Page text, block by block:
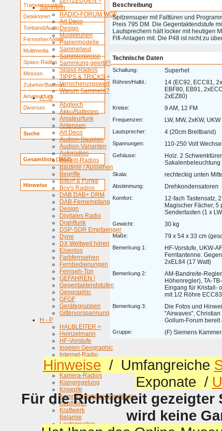
Sammeln
RADIO-FORUM WGF
Art Deco
Design
Musiktruhen
Papiermodelle
Sammelwut
Sammlerpreise
Sammlung geerbt?
Spass-Radios
TIPPS & TRICKS >
Versicherungswert
Warum Sammeln?
A - G
Abgleich
Akku/Batterien
Amateurfunk
Antennen
Art Deco
Audion-Bauplan
Audion-Varianten
Autoradios
Bakelit-Radios
Bauteile / Aussehen
Begriffe
Bittorf & Funke
Boy's Radios
DAB DAB+ DRM
DAB-Fernempfang
Design
Digitales Radio
Drahtfunk
DSP-SDR Empfaenger
Dyne
DX Weltweit hören
Eisenlos
Farbfernsehen
Fernbedienungen
Fernseh-Ton
GEFAHREN !
Gegentaktendstufen
Geographic
GFGF
Gerätegruppen
Gittervorspannung
H - P
HALBLEITER >
Heinzelmann
HF-Vorstufe
Ingelen Geographic
Internet-Radio
Interessante Radios
iPhone, Smartphones, usw.
Kamera-Radios
Klangregelung
Knoepfe
Kommunikations-Empfänger
Kopfhörer
Kraftwerk
Belamie
Lautsprecher
Transistorradios
Detektoren
Tonband/Audio
Fernseher/Video
Multimedia
Spass-Radios
Messen
Zubehör/Bauteile
Amateurfunk
Diverses
Suche
Gesamtliste (1652)
Hinweise
Beschreibung
Spitzensuper mit Falttüren und
Preis 795 DM. Die Gegentaktendstufe
Lautsprechern hält locker mit heutigen
Fifi-Anlagen mit. Die P48 ist nicht zu
Technische Daten
Schaltung: Superhet
Röhren/Halbl.:
14 (EC92, ECC81,
EBF80, EB91,
2xEZ80)
Kreise: 9 AM, 12 FM
Frequenzen: LW, MW, 2xKW, UKW
Lautsprecher: 4 (20cm Breitband)
Spannungen: 110-250 Volt
Gehäuse:
Holz. 2
Skala: rechteckig unten
Abstimmung: Drehkondensatoren
Komfort:
12-fach Tastensatz,
Magischer Fächer,
Sendertasten (1 x
Gewicht: 30 kg
Maße: 79 x 54 x 33 cm
Bemerkung 1:
HF-Vorstufe, UKW-
Ferritantenne.
2xEL84 (17 Watt)
Bemerkung 2:
AM-Bandreite-
Höhenregler), TA-
Eingang für Kristall-
mit 1/2 Röhre
Bemerkung 3:
Die Fotos und
"Airwaves",
Gollum-Forum bereit
Gruppe: (F) Siemens
Hinweise / Umfangreiche
Exponate /
Für die Richtigkeit
wird keine